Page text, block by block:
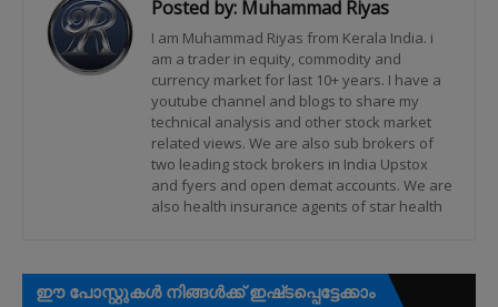
Posted by: Muhammad Riyas
I am Muhammad Riyas from Kerala India. i
am a trader in equity, commodity and
currency market for last 10+ years. I have a
youtube channel and blogs to share my
technical analysis and other stock market
related views. We are also sub brokers of
two leading stock brokers in India Upstox
and fyers and open demat accounts. We are
also health insurance agents of star health
ഈ പോസ്റ്റുകൾ നിങ്ങൾക്ക് ഇഷ്‌‌ടപ്പെട്ടേക്കാം